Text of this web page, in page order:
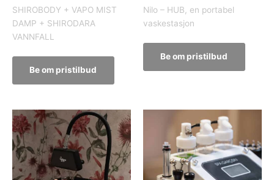
SHIROBODY + VAPO MIST
DAMP + SHIRODARA
VANNFALL
Be om pristilbud
Nilo – HUB, en portabel
vaskestasjon
Be om pristilbud